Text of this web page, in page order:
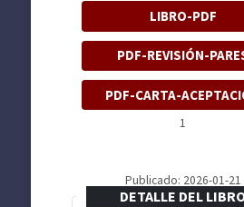
LIBRO-PDF
PDF-REVISIÓN-
PDF-CARTA-
1
Publicado: 2026-01-21
DETALLE DEL